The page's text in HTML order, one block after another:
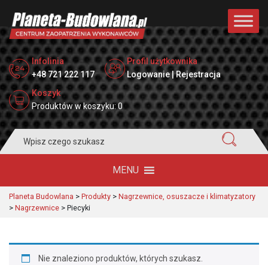
Infolinia
+48 721 222 117
Profil użytkownika
Logowanie | Rejestracja
Koszyk
Produktów w koszyku: 0
for:
MENU
Planeta Budowlana > Produkty > Nagrzewnice, osuszacze i klimatyzatory
> Nagrzewnice > Piecyki
Nie znaleziono produktów, których szukasz.